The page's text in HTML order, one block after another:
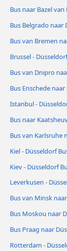
Bus naar Bazel
Bus Belgrado naar
Bus van Bremen
Brussel -
Bus van Dnipro
Bus Enschede
Istanbul -
Bus naar
Bus van Karlsruhe
Kiel - Düsseldorf
Kiev - Düsseldorf
Leverkusen -
Bus van Minsk
Bus Moskou naar
Bus Praag naar
Rotterdam -